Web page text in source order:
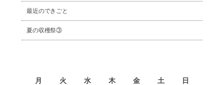
最近のできごと
夏の収穫祭③
月 火 水 木 金 土 日